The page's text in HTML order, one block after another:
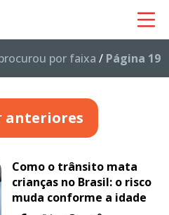
por faixa / Página 19
anteriores
Como o trânsito mata
crianças no Brasil: o risco
muda conforme a idade